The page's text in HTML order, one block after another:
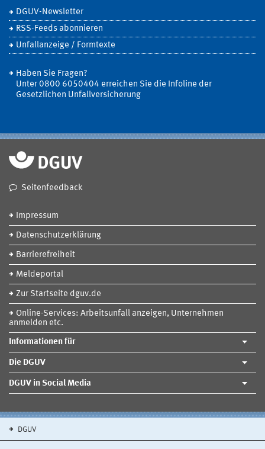
DGUV-Newsletter
RSS-Feeds abonnieren
Unfallanzeige / Formtexte
Haben Sie Fragen?
Unter 0800 6050404 erreichen Sie die Infoline der
Gesetzlichen Unfallversicherung
Seitenfeedback
Impressum
Datenschutzerklärung
Barrierefreiheit
Meldeportal
Zur Startseite dguv.de
Online-Services: Arbeitsunfall anzeigen, Unternehmen
anmelden etc.
Informationen für
Die DGUV
DGUV in Social Media
DGUV